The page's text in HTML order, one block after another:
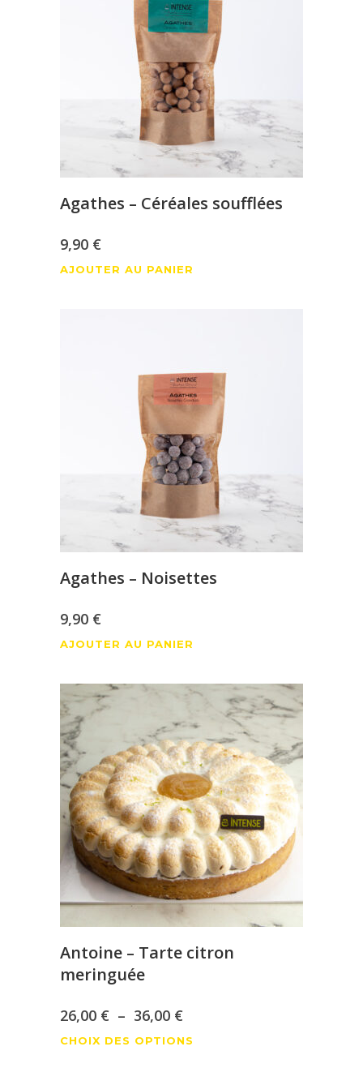
Agathes – Céréales soufflées
9,90 €
AJOUTER AU PANIER
Agathes – Noisettes
9,90 €
AJOUTER AU PANIER
Antoine – Tarte citron
meringuée
26,00 € – 36,00 €Plage
de
CHOIX DES OPTIONS